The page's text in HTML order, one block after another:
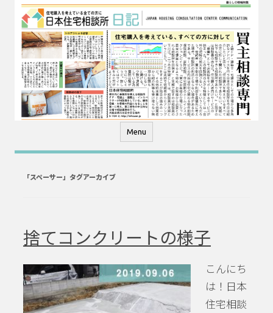
コ
テ
ン
ツ
へ
ス
キ
ッ
プ
Menu
「スペーサー」タグアーカイブ
捨てコンクリートの様子
こんにち
は！日本
住宅相談